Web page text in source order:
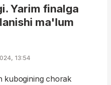
Yarim finalga
ma'lum
13:54
kubogining chorak